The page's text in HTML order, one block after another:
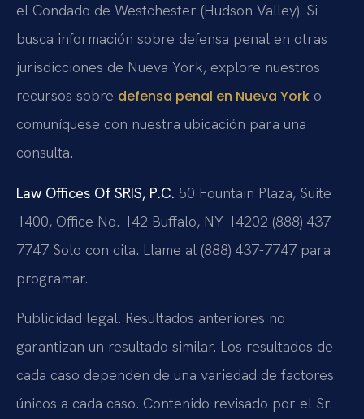
el Condado de Westchester (Hudson Valley). Si
busca información sobre defensa penal en otras
jurisdicciones de Nueva York, explore nuestros
recursos sobre defensa penal en Nueva York o
comuníquese con nuestra ubicación para una
consulta.
Law Offices Of SRIS, P.C. 50 Fountain Plaza, Suite
1400, Office No. 142 Buffalo, NY 14202 (888) 437-
7747 Solo con cita. Llame al (888) 437-7747 para
programar.
Publicidad legal. Resultados anteriores no
garantizan un resultado similar. Los resultados de
cada caso dependen de una variedad de factores
únicos a cada caso. Contenido revisado por el Sr.